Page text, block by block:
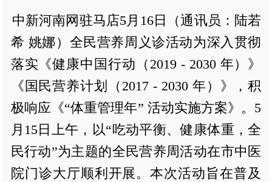
中新河南网驻马店5月16日（通讯员：陆若
希 姚娜）全民营养周义诊活动为深入贯彻
落实《健康中国行动（2019 - 2030 年）》
《国民营养计划（2017 - 2030 年）》，积
极响应《“体重管理年” 活动实施方案》。5
月15日上午，以“吃动平衡、健康体重，全
民行动”为主题的全民营养周活动在市中医
院门诊大厅顺利开展。本次活动旨在普及